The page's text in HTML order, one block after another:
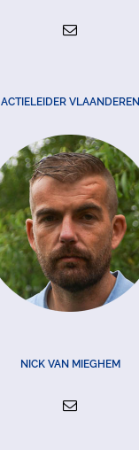
ACTIELEIDER VLAANDEREN
NICK VAN MIEGHEM